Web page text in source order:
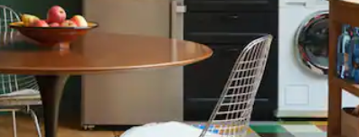
сторінкою клавіші зі стрілками вгору та вниз або